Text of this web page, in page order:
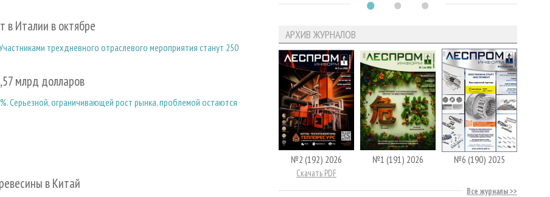
в Италии в октябре
трехдневного отраслевого мероприятия станут 250
млрд долларов
Серьезной, ограничивающей рост рынка, проблемой остаются
в Китай
АРХИВ ЖУРНАЛОВ
№2 (192) 2026
Скачать PDF
№1 (191) 2026 №6 (190) 2025
Все журналы